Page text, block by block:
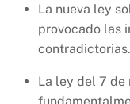
La nueva ley
provocado las
contradictorias.
La ley del 7 de